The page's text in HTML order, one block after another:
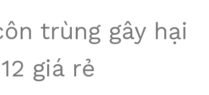
trùng gây hại
giá rẻ